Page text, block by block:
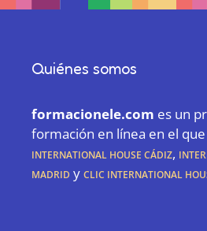
Quiénes somos
formacionele.com es un
formación en línea en el
International House Cádiz,
Madrid yCLIC International